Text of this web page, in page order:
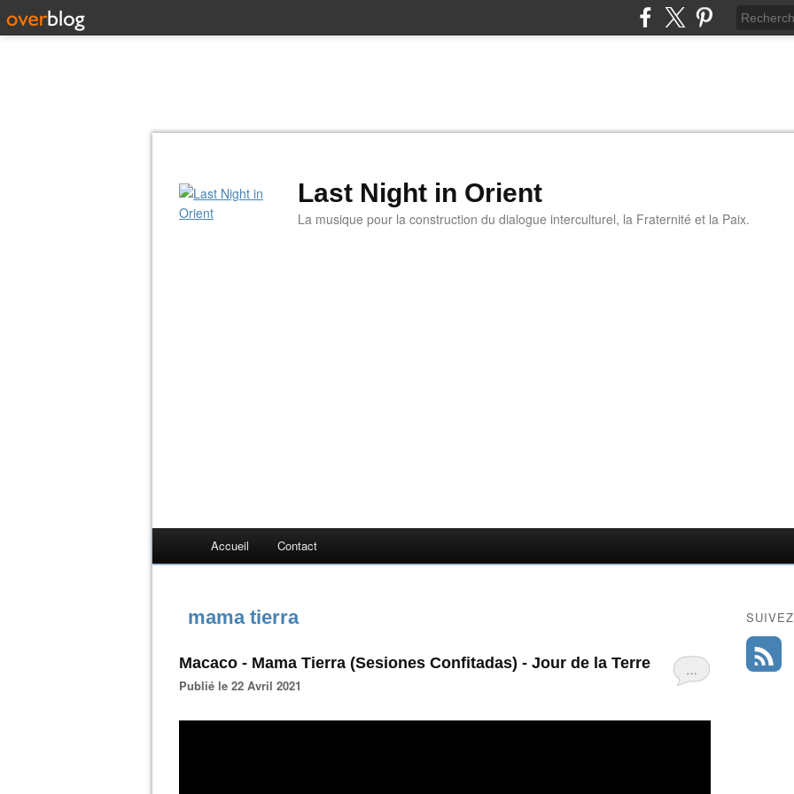
Last Night in Orient
La musique pour la construction du dialogue interculturel, la Fraternité et la Paix.
Accueil Contact
mama tierra
…
Macaco - Mama Tierra (Sesiones Confitadas) - Jour de la Terre
Publié le 22 Avril 2021